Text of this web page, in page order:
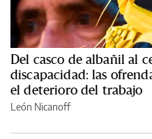
Del casco de albañil al
discapacidad: las
el deterioro del trabajo
León Nicanoff